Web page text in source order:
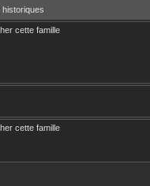
historiques
cette famille
cette famille